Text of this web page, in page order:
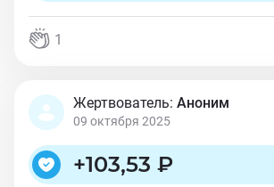
1
Жертвователь: Аноним
09 октября 2025
+103,53 ₽